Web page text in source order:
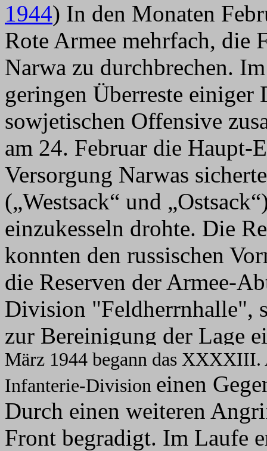
1944) In den Monaten
Rote Armee mehrfach, die
Narwa zu durchbrechen.
geringen Überreste
sowjetischen Offensive
am 24. Februar die Haupt-
Versorgung Narwas
(„Westsack“ und
einzukesseln drohte. Die
konnten den russischen
die Reserven der Armee-
Division "Feldherrnhalle",
zur Bereinigung der Lage
März 1944 begann das XXXXIII.
Infanterie-Division einen
Durch einen weiteren
Front begradigt. Im Laufe